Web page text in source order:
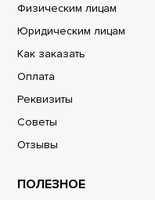
Физическим лицам
Юридическим лицам
Как заказать
Оплата
Реквизиты
Советы
Отзывы
ПОЛЕЗНОЕ